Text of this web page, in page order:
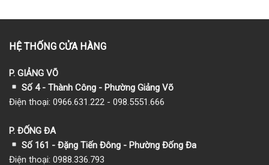
HỆ THỐNG CỬA HÀNG
P. GIẢNG VÕ
Số 4 - Thành Công - Phường Giảng Võ
Điện thoại: 0966.631.222 - 098.5551.666
P. ĐỐNG ĐA
Số 161 - Đặng Tiến Đông - Phường Đống Đa
Điện thoại: 0988.336.793